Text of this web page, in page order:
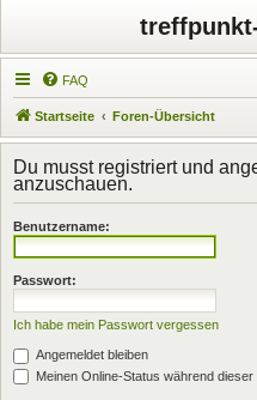
FAQ
Startseite Foren-Übersicht
Du musst registriert und
anzuschauen.
Benutzername:
Passwort:
Ich habe mein Passwort vergessen
Angemeldet bleiben
Meinen Online-Status während